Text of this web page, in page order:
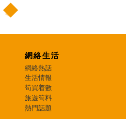
網絡生活
網絡熱話
生活情報
筍買着數
旅遊筍料
熱門話題